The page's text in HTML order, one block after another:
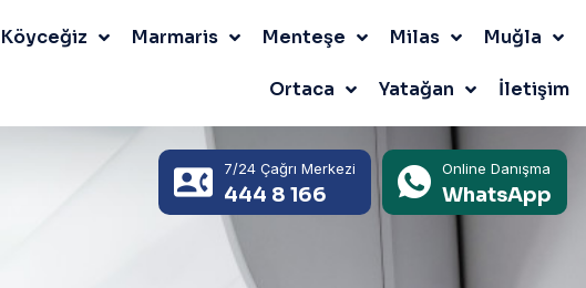
Köyceğiz Marmaris Menteşe Milas Muğla
Ortaca Yatağan İletişim
7/24 Çağrı Merkezi
444 8 166
Online Danışma
WhatsApp